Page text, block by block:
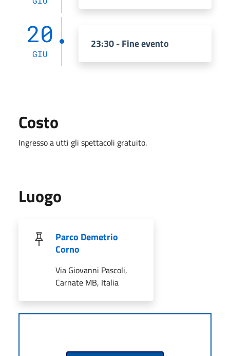
20
GIU
23:30 - Fine evento
Costo
Ingresso a utti gli spettacoli gratuito.
Luogo
Parco Demetrio
Corno
Via Giovanni Pascoli,
Carnate MB, Italia